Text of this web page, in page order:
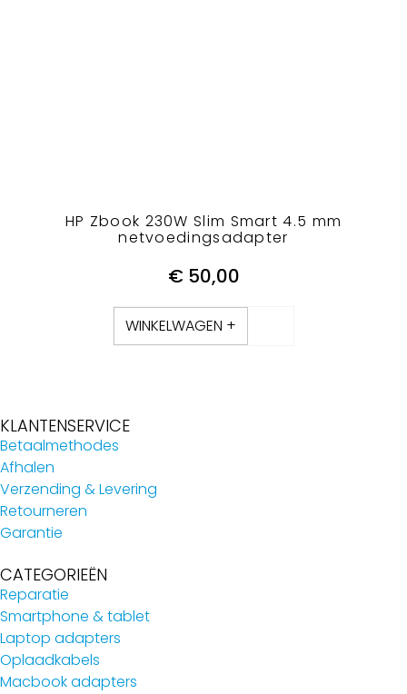
HP Zbook 230W Slim Smart 4.5 mm
netvoedingsadapter
€50,00
WINKELWAGEN +
KLANTENSERVICE
Betaalmethodes
Afhalen
Verzending & Levering
Retourneren
Garantie
CATEGORIEËN
Reparatie
Smartphone & tablet
Laptop adapters
Oplaadkabels
Macbook adapters